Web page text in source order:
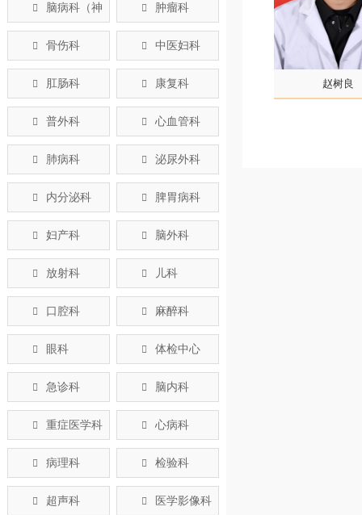
赵树良
 脑病科（神  肿瘤科
 骨伤科  中医妇科
 肛肠科  康复科
 普外科  心血管科
 肺病科  泌尿外科
 内分泌科  脾胃病科
 妇产科  脑外科
 放射科  儿科
 口腔科  麻醉科
 眼科  体检中心
 急诊科  脑内科
 重症医学科  心病科
 病理科  检验科
 超声科  医学影像科